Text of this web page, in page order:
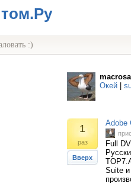
:)
Окей
1
раз
Вверх
Adobe
Full
Suite